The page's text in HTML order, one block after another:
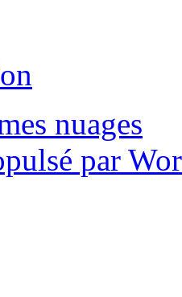
nuages
par